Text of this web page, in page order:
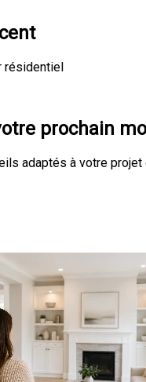
résidentiel
prochain
adaptés à votre projet